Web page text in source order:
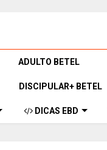
ADULTO BETEL
DISCIPULAR+ BETEL
DICAS EBD